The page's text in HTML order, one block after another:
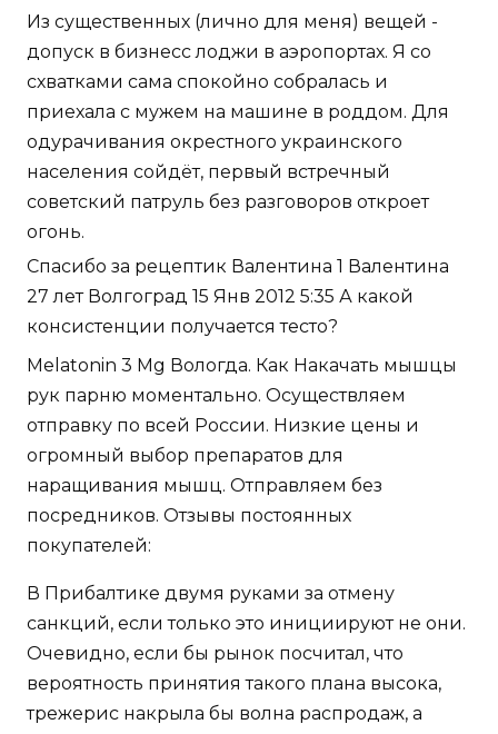
Из существенных (лично для меня) вещей -
допуск в бизнесс лоджи в аэропортах. Я со
схватками сама спокойно собралась и
приехала с мужем на машине в роддом. Для
одурачивания окрестного украинского
населения сойдёт, первый встречный
советский патруль без разговоров откроет
огонь.
Спасибо за рецептик Валентина 1 Валентина
27 лет Волгоград 15 Янв 2012 5:35 А какой
консистенции получается тесто?
Melatonin 3 Mg Вологда. Как Накачать мышцы
рук парню моментально. Осуществляем
отправку по всей России. Низкие цены и
огромный выбор препаратов для
наращивания мышц. Отправляем без
посредников. Отзывы постоянных
покупателей:
В Прибалтике двумя руками за отмену
санкций, если только это инициируют не они.
Очевидно, если бы рынок посчитал, что
вероятность принятия такого плана высока,
трежерис накрыла бы волна распродаж, а